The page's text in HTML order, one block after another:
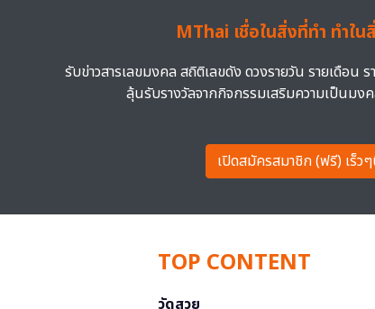
MThai เชื่อในสิ่งที่ทำ ทำใน
รับข่าวสารเลขมงคล สถิติเลขดัง ดวงรายวัน รายเดือน
ลุ้นรับรางวัลจากกิจกรรมเสริมความเป็นมง
เปิดสมัครสมาชิก (ฟรี) เร็ว
TOP CONTENT
วัดสวย